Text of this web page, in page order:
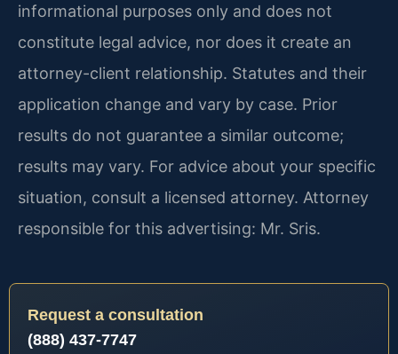
informational purposes only and does not
constitute legal advice, nor does it create an
attorney-client relationship. Statutes and their
application change and vary by case. Prior
results do not guarantee a similar outcome;
results may vary. For advice about your specific
situation, consult a licensed attorney. Attorney
responsible for this advertising: Mr. Sris.
Request a consultation
(888) 437-7747